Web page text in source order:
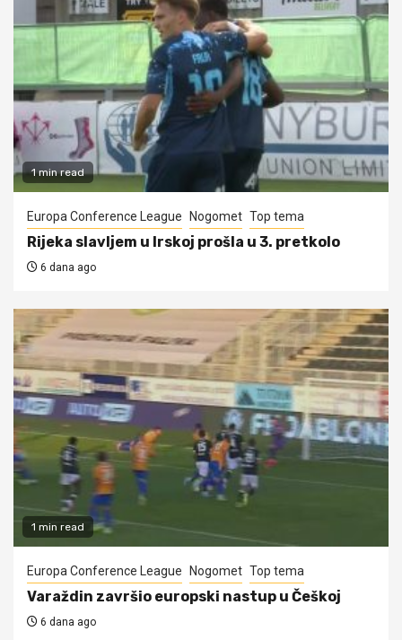
1 min read
Europa Conference League Nogomet Top tema
Rijeka slavljem u Irskoj prošla u 3. pretkolo
6 dana ago
1 min read
Europa Conference League Nogomet Top tema
Varaždin završio europski nastup u Češkoj
6 dana ago